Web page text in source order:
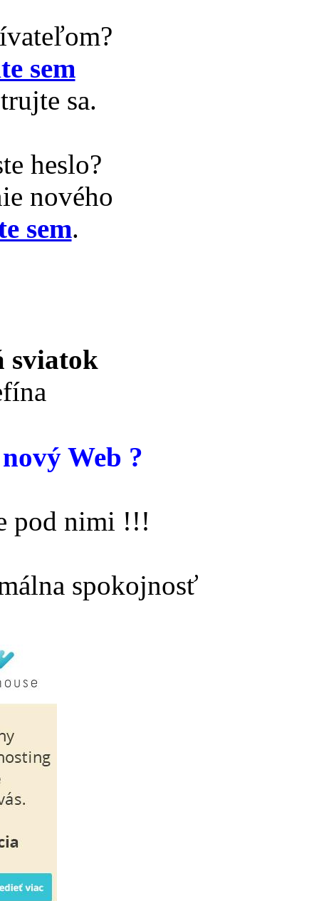
sem
sa.
heslo?
nového
sem.
sviatok
Web ?
pod nimi !!!
spokojnosť